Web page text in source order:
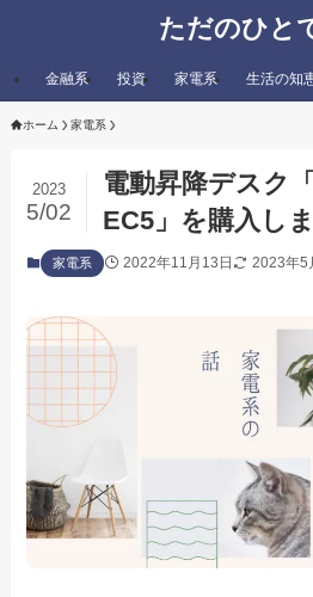
ただのひと
金融系 投資 家電系 生活の知
ホーム 家電系
電動昇降デスク
EC5」を購入し
2023
5/02
家電系 2022年11月13日 2023年5